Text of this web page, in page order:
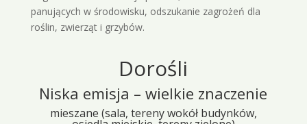
panujących w środowisku, odszukanie zagrożeń dla
roślin, zwierząt i grzybów.
Dorośli
Niska emisja – wielkie znaczenie
mieszane (sala, tereny wokół budynków,